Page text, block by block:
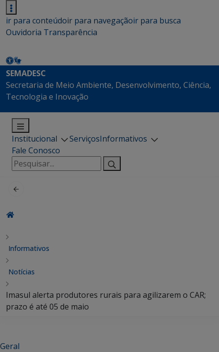
ir para conteúdoir para navegaçãoir para busca
Ouvidoria Transparência
SEMADESC
Secretaria de Meio Ambiente, Desenvolvimento, Ciência,
Tecnologia e Inovação
Institucional ServiçosInformativos
Fale Conosco
Pesquisar
por:
Informativos
Notícias
Imasul alerta produtores rurais para agilizarem o CAR;
prazo é até 05 de maio
Geral